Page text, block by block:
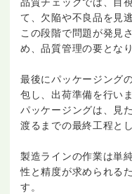
て、欠陥や不良品を見
この段階で問題が発見
め、品質管理の要となり
最後にパッケージング
包し、出荷準備を行いま
パッケージングは、見
渡るまでの最終工程と
製造ラインの作業は単
性と精度が求められる
す。